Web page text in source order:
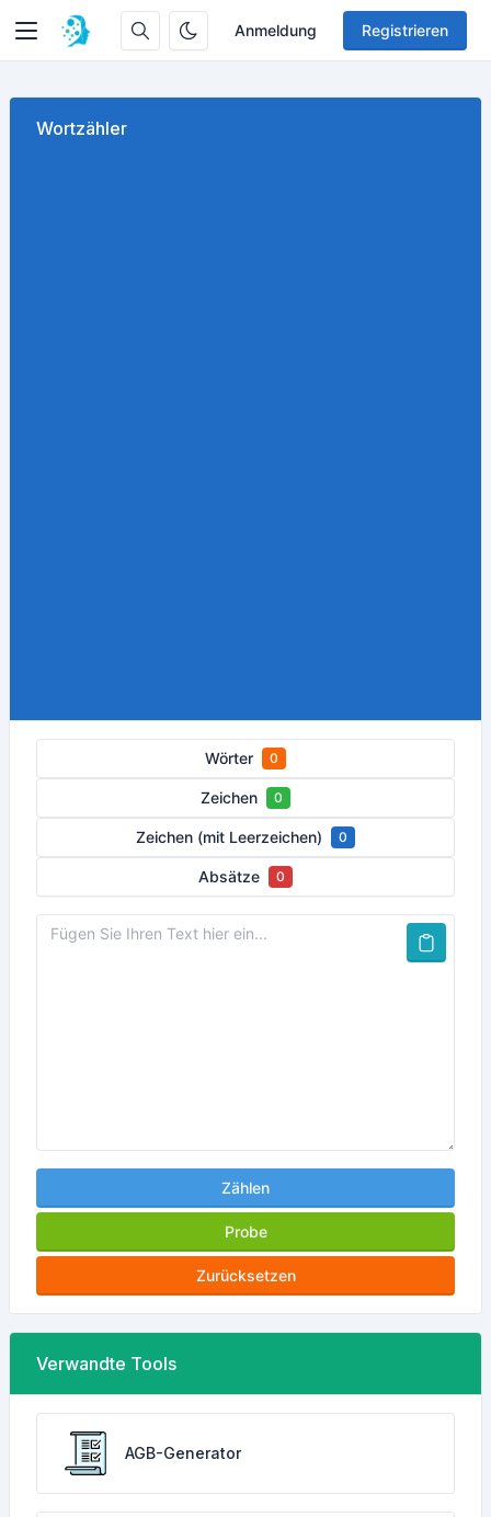
Anmeldung Registrieren
Wortzähler
Wörter 0
Zeichen 0
Zeichen (mit Leerzeichen) 0
Absätze 0
Zählen
Probe
Zurücksetzen
Verwandte Tools
AGB-Generator